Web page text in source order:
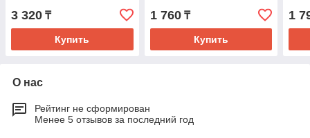
400MM (TT-KZ)
3 320 ₸
Купить
2хE27 265mm (TT-KZ)
1 760₸
Купить
1
О нас
Рейтинг не сформирован
Менее 5 отзывов за последний год